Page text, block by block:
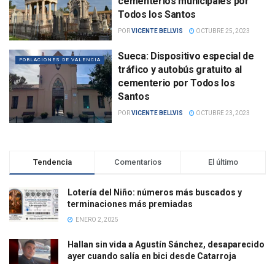
Todos los Santos
PORVICENTE BELLVIS OCTUBRE 25, 2023
POBLACIONES DE VALENCIA
Sueca: Dispositivo especial de
tráfico y autobús gratuito al
cementerio por Todos los
Santos
PORVICENTE BELLVIS OCTUBRE 23, 2023
Tendencia Comentarios El último
Lotería del Niño: números más buscados y
terminaciones más premiadas
ENERO 2, 2025
Hallan sin vida a Agustín Sánchez, desaparecido
ayer cuando salía en bici desde Catarroja